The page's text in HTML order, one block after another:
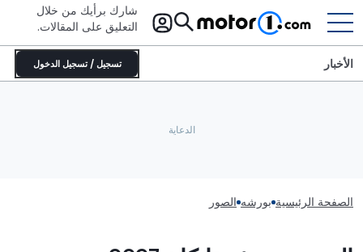
شارك برأيك من خلال
التعليق على المقالات.
تسجيل / تسجيل الدخول الأخبار
الصفحة الرئيسية بورشه الصور